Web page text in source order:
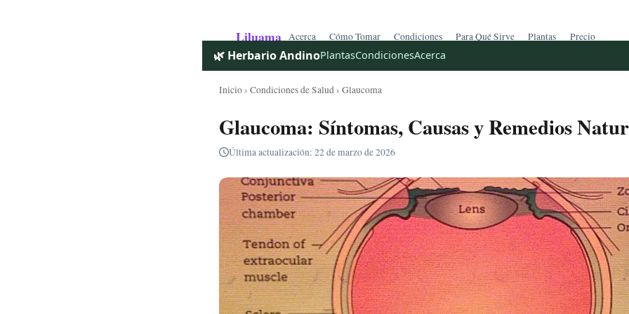
Liluama Acerca Cómo Tomar Condiciones Para Qué Sirve Plantas Precio
🌿 Herbario AndinoPlantasCondicionesAcerca
Inicio› Condiciones de Salud › Glaucoma
Glaucoma: Síntomas, Causas y Remedios
Última actualización: 22 de marzo de 2026